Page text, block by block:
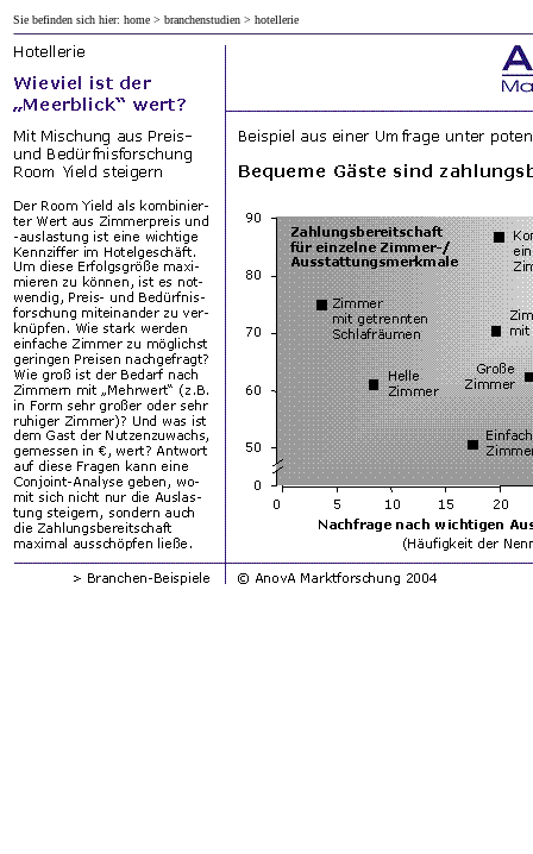
Sie befinden sich hier: home > branchenstudien > hotellerie